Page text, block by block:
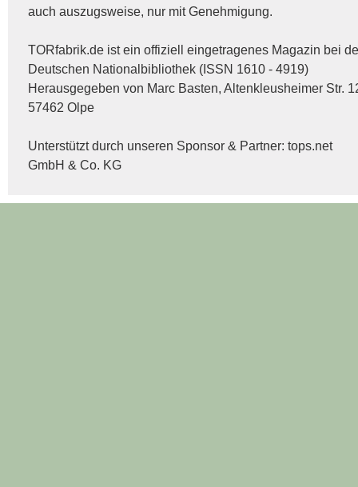
auch auszugsweise, nur mit Genehmigung.
TORfabrik.de ist ein offiziell eingetragenes Magazin bei
Deutschen Nationalbibliothek (ISSN 1610 - 4919)
Herausgegeben von Marc Basten, Altenkleusheimer Str.
57462 Olpe
Unterstützt durch unseren Sponsor & Partner: tops.net
GmbH & Co. KG